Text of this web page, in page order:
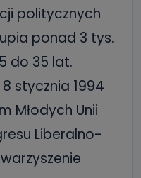
politycznych
ponad 3 tys.
do 35 lat.
stycznia 1994
Młodych Unii
Liberalno-